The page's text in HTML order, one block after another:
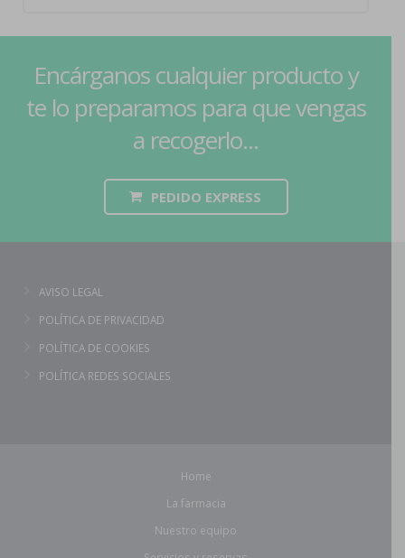
Encárganos cualquier producto y
te lo preparamos para que vengas
a recogerlo...
PEDIDO EXPRESS
AVISO LEGAL
POLÍTICA DE PRIVACIDAD
POLÍTICA DE COOKIES
POLÍTICA REDES SOCIALES
Home
La farmacia
Nuestro equipo